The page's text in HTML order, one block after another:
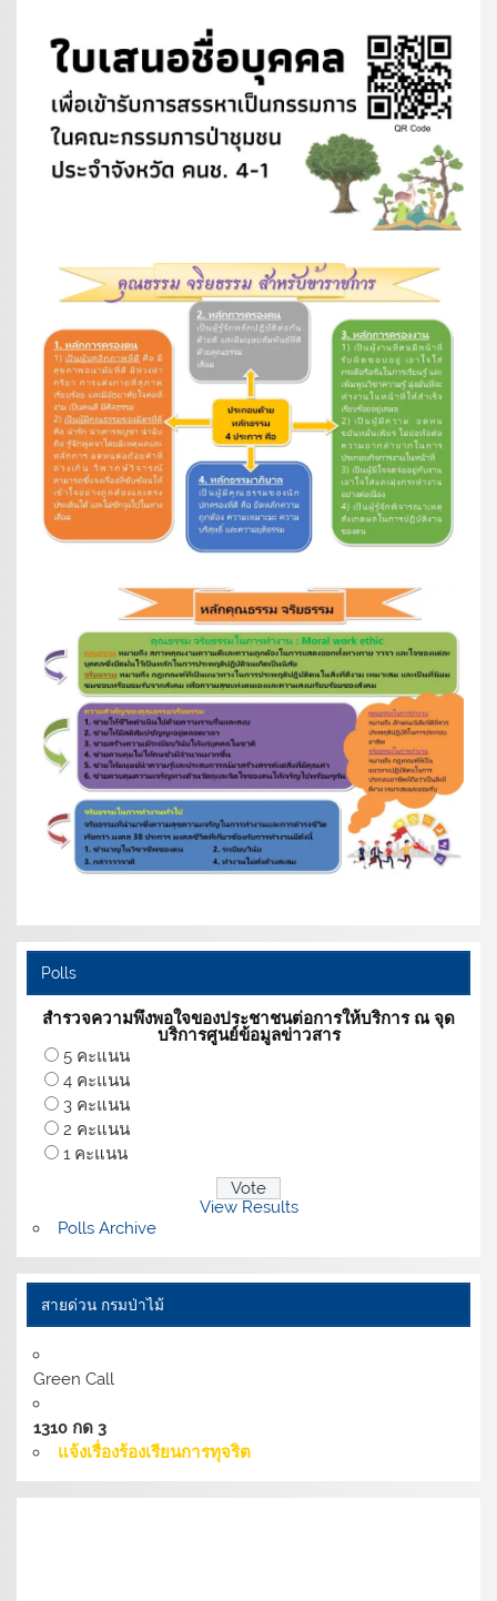
Polls
สำรวจความพึงพอใจของประชาชนต่อการให้บริการ ณ จุด
บริการศูนย์ข้อมูลข่าวสาร
5 คะแนน
4 คะแนน
3 คะแนน
2 คะแนน
1 คะแนน
View Results
Polls Archive
สายด่วน กรมป่าไม้
Green Call
1310 กด 3
แจ้งเรื่องร้องเรียนการทุจริต